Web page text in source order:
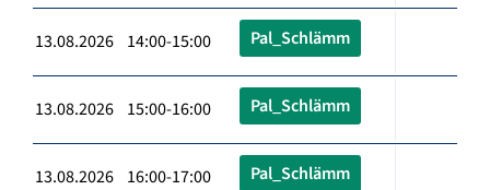
13.08.2026 14:00-15:00 Pal_Schlämm
13.08.2026 15:00-16:00 Pal_Schlämm
13.08.2026 16:00-17:00 Pal_Schlämm